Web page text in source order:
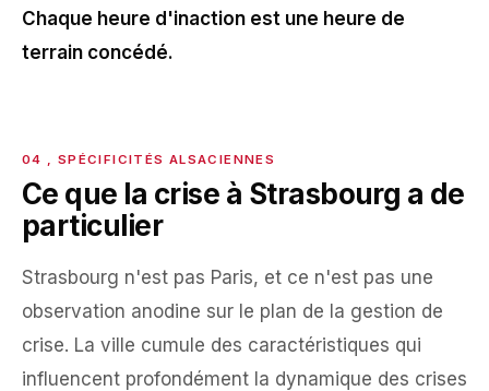
Chaque heure d'inaction est une heure de
terrain concédé.
Ce que la crise à Strasbourg a de
particulier
Strasbourg n'est pas Paris, et ce n'est pas une
observation anodine sur le plan de la gestion de
crise. La ville cumule des caractéristiques qui
influencent profondément la dynamique des crises